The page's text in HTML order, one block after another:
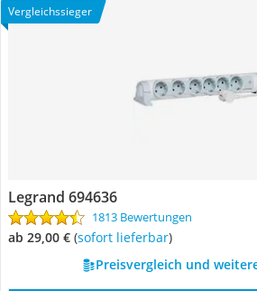
Vergleichssieger
Legrand 694636
1813 Bewertungen
ab 29,00 € ( Sofort lieferbar)
Preisvergleich und